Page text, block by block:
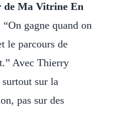
de Ma Vitrine En
gagne quand on
le parcours de
Avec Thierry
sur la
pas sur des